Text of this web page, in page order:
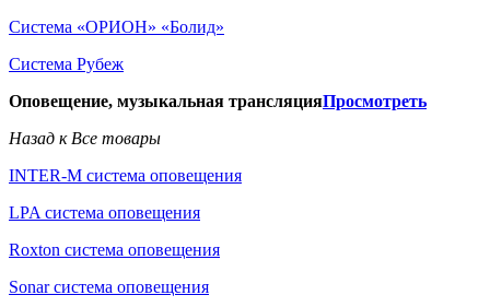
Система «ОРИОН» «Болид»
Система Рубеж
Оповещение, музыкальная трансляцияПросмотреть
Назад к Все товары
INTER-M система оповещения
LPA система оповещения
Roxton система оповещения
Sonar система оповещения